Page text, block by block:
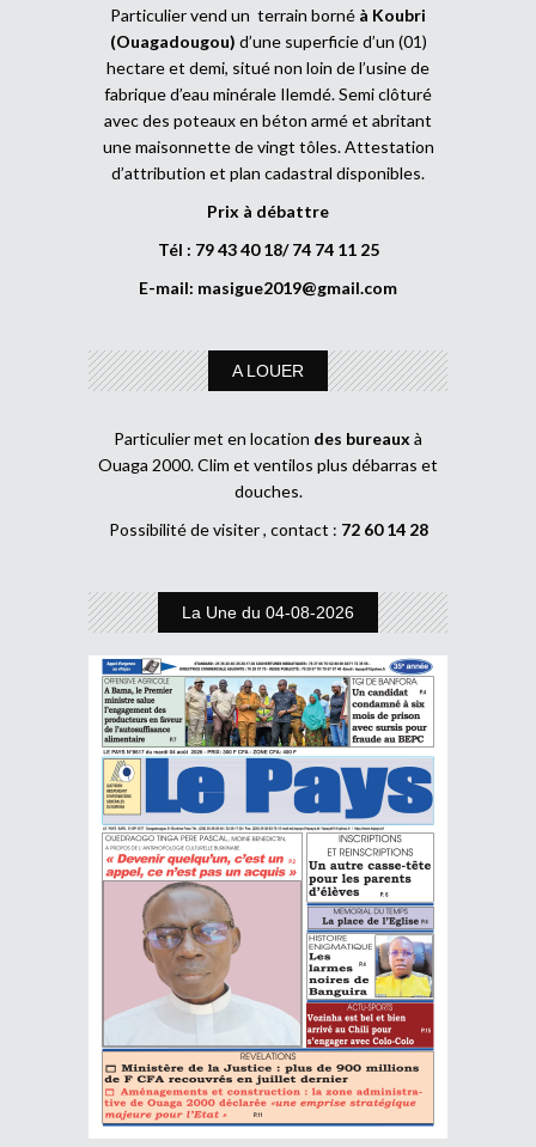
Particulier vend un terrain borné à Koubri
(Ouagadougou) d’une superficie d’un (01)
hectare et demi, situé non loin de l’usine de
fabrique d’eau minérale Ilemdé. Semi clôturé
avec des poteaux en béton armé et abritant
une maisonnette de vingt tôles. Attestation
d’attribution et plan cadastral disponibles.
Prix à débattre
Tél : 79 43 40 18/ 74 74 11 25
E-mail: masigue2019@gmail.com
A LOUER
Particulier met en location des bureaux à
Ouaga 2000. Clim et ventilos plus débarras et
douches.
Possibilité de visiter , contact : 72 60 14 28
La Une du 04-08-2026